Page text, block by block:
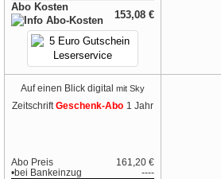
Abo Kosten
153,08 €
Auf einen Blick digital mit Sky
Zeitschrift Geschenk-Abo 1 Jahr
Abo Preis
161,20 €
•bei Bankeinzug ----